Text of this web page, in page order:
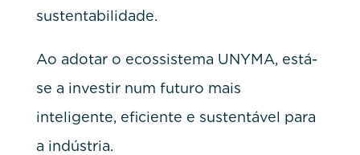
sustentabilidade.
Ao adotar o ecossistema UNYMA, está-
se a investir num futuro mais
inteligente, eficiente e sustentável para
a indústria.